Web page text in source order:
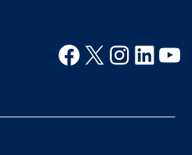
Facebook
X